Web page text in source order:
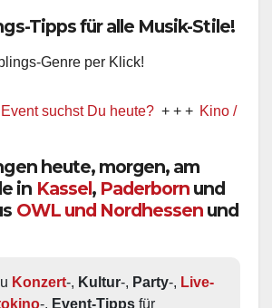
Tipps für alle Musik-Stile!
Genre per Klick!
suchst Du heute? + + + Kino / Film
heute, morgen, am
in Kassel, Paderborn und
OWL und Nordhessen und
Konzert-, Kultur-, Party-, Live-
-, Event-Tipps